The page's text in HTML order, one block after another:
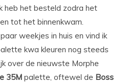
heb het besteld zodra het
tot het binnenkwam.
weekjes in huis en vind ik
kwa kleuren nog steeds
over de nieuwste Morphe
35M palette, oftewel de Boss